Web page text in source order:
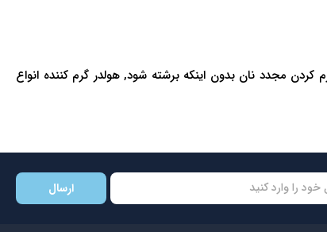
خرده نان, قابلیت گرم کردن مجدد نان بدون اینکه برشته شود, هولدر گرم کننده انواع
ارسال